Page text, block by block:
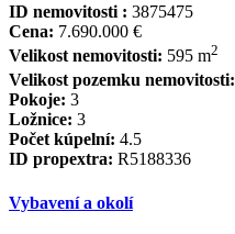
ID nemovitosti : 3875475
Cena: 7.690.000 €
Velikost nemovitosti: 595 m2
Velikost pozemku nemovitosti:
Pokoje: 3
Ložnice: 3
Počet kúpelní: 4.5
ID propextra: R5188336
Vybavení a okolí